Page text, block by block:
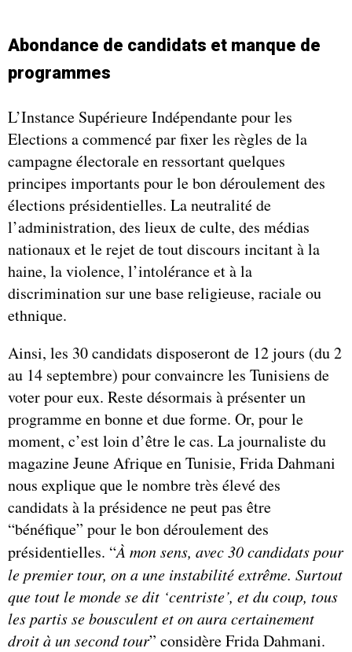
Abondance de candidats et manque de
programmes
L’Instance Supérieure Indépendante pour les
Elections a commencé par fixer les règles de la
campagne électorale en ressortant quelques
principes importants pour le bon déroulement des
élections présidentielles. La neutralité de
l’administration, des lieux de culte, des médias
nationaux et le rejet de tout discours incitant à la
haine, la violence, l’intolérance et à la
discrimination sur une base religieuse, raciale ou
ethnique.
Ainsi, les 30 candidats disposeront de 12 jours (du 2
au 14 septembre) pour convaincre les Tunisiens de
voter pour eux. Reste désormais à présenter un
programme en bonne et due forme. Or, pour le
moment, c’est loin d’être le cas. La journaliste du
magazine Jeune Afrique en Tunisie, Frida Dahmani
nous explique que le nombre très élevé des
candidats à la présidence ne peut pas être
“bénéfique” pour le bon déroulement des
présidentielles. “À mon sens, avec 30 candidats pour
le premier tour, on a une instabilité extrême. Surtout
que tout le monde se dit ‘centriste’, et du coup, tous
les partis se bousculent et on aura certainement
droit à un second tour” considère Frida Dahmani.